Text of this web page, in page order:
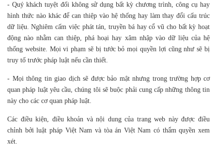
- Quý khách tuyệt đối không sử dụng bất kỳ chương trình, công cụ hay
hình thức nào khác để can thiệp vào hệ thống hay làm thay đổi cấu trúc
dữ liệu. Nghiêm cấm việc phát tán, truyền bá hay cổ vũ cho bất kỳ hoạt
động nào nhằm can thiệp, phá hoại hay xâm nhập vào dữ liệu của hệ
thống website. Mọi vi phạm sẽ bị tước bỏ mọi quyền lợi cũng như sẽ bị
truy tố trước pháp luật nếu cần thiết.
- Mọi thông tin giao dịch sẽ được bảo mật nhưng trong trường hợp cơ
quan pháp luật yêu cầu, chúng tôi sẽ buộc phải cung cấp những thông tin
này cho các cơ quan pháp luật.
Các điều kiện, điều khoản và nội dung của trang web này được điều
chỉnh bởi luật pháp Việt Nam và tòa án Việt Nam có thẩm quyền xem
xét.